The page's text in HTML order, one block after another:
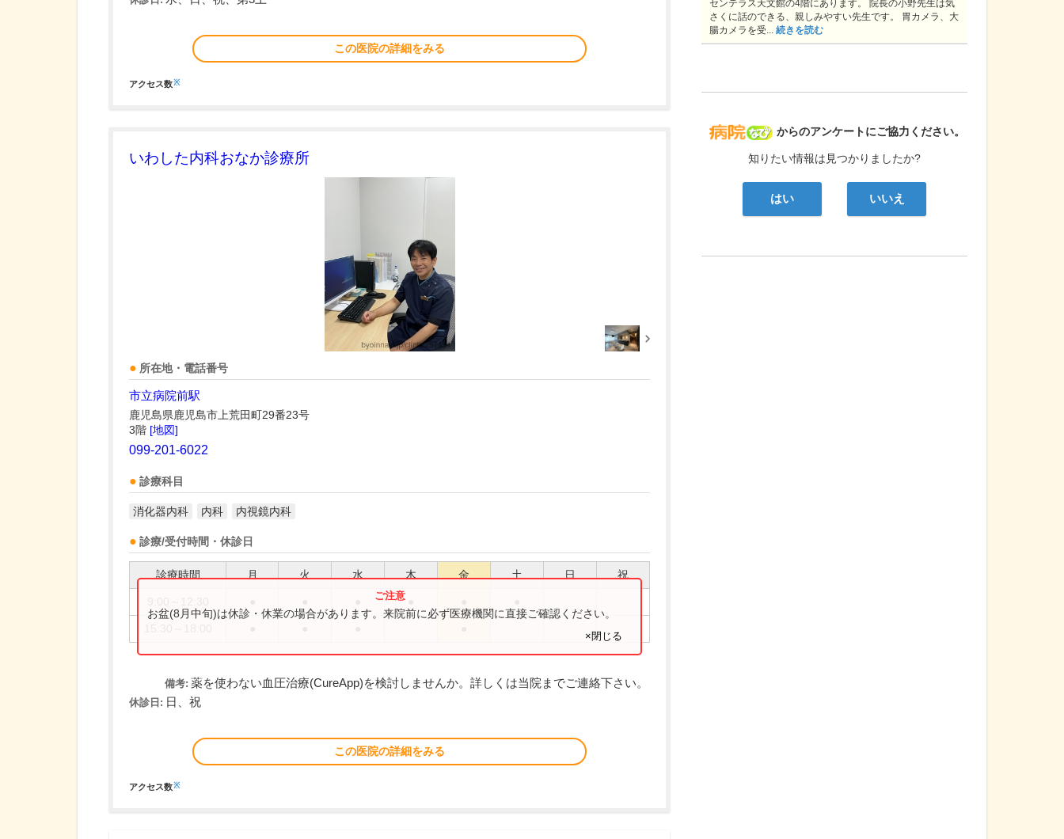
この医院の詳細をみる
アクセス数※
いわした内科おなか診療所
所在地・電話番号
市立病院前駅
鹿児島県鹿児島市上荒田町29番23号
3階 [地図]
099-201-6022
診療科目
消化器内科 内科 内視鏡内科
診療/受付時間・休診日
診療時間 月 火 水 木 金 土 日 祝
お盆(8月中旬)は休診・休業の場合があります。来院前に必ず医療機関に直接ご確認ください。
×閉じる
備考: 薬を使わない血圧治療(CureApp)を検討しませんか。詳しくは当院までご連絡下さい。
休診日: 日、祝
この医院の詳細をみる
アクセス数※
病院なび
からのアンケートにご協力ください。
知りたい情報は見つかりましたか?
はい いいえ
センテラス天文館の4階にあります。 院長の小野先生は気
さくに話のできる、親しみやすい先生です。 胃カメラ、大
腸カメラを受... 続きを読む